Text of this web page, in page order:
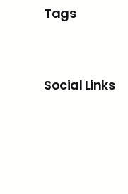
Tags
Social Links